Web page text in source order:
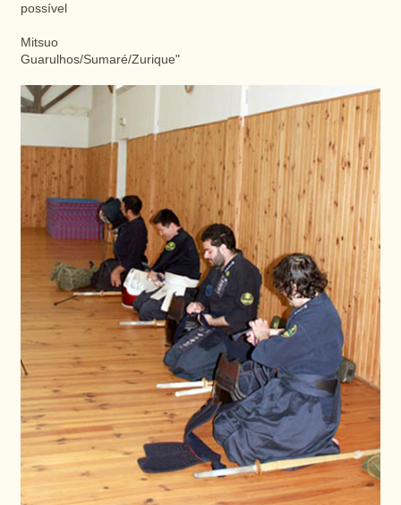
possível
Mitsuo
Guarulhos/Sumaré/Zurique"